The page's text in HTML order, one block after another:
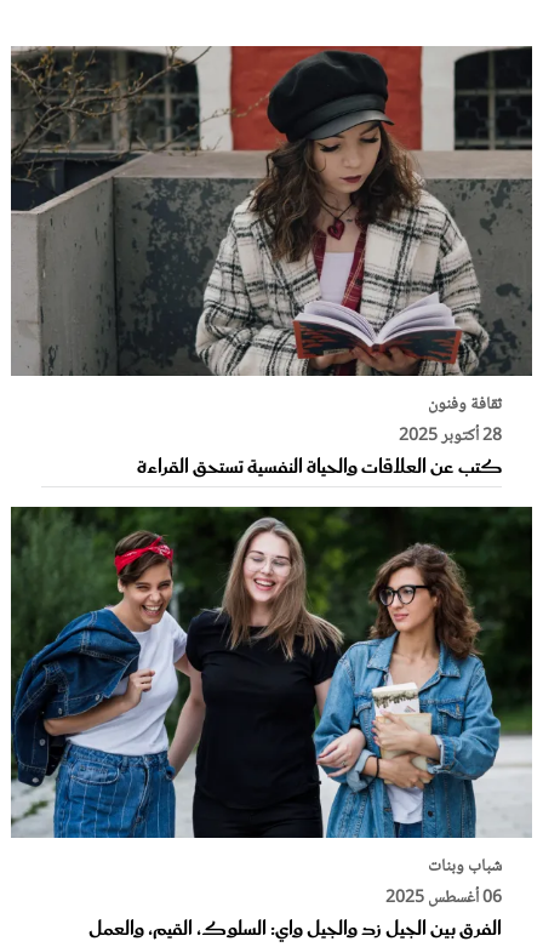
ثقافة وفنون
28 أكتوبر 2025
كتب عن العلاقات والحياة النفسية تستحق القراءة
شباب وبنات
06 أغسطس 2025
الفرق بين الجيل زد والجيل واي: السلوك، القيم، والعمل